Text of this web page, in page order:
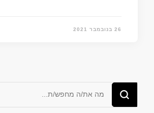
26 בנובמבר 2021
מחפש/ת
משהו?